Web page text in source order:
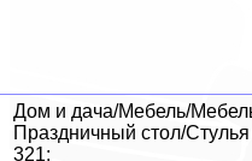
Дом и дача/Мебель/
Праздничный стол/
321: